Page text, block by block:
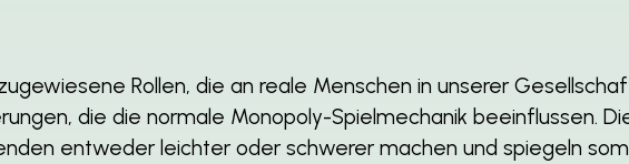
Rollen, die an reale Menschen in unserer
die die normale Monopoly-Spielmechanik beeinflussen.
entweder leichter oder schwerer machen und spiegeln